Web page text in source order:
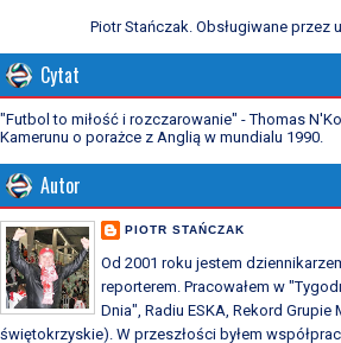
Piotr Stańczak. Obsługiwane przez
Cytat
"Futbol to miłość i rozczarowanie" - Thomas
Kamerunu o porażce z Anglią w mundialu 1990.
Autor
PIOTR STAŃCZAK
Od 2001 roku jestem
reporterem. Pracowałem w
Dnia", Radiu ESKA, Rekord
świętokrzyskie). W przeszłości byłem